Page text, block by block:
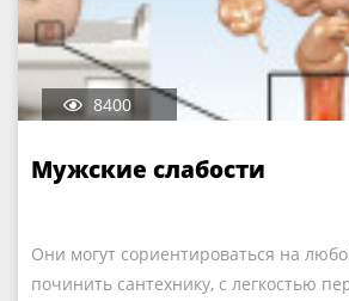
8400
Мужские слабости
Они могут сориентироваться на
починить сантехнику, с легкостью